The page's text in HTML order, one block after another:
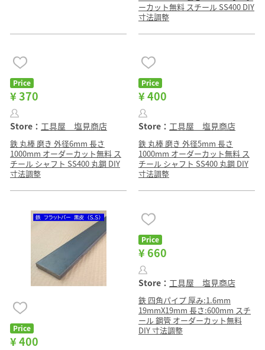
ーカット無料 スチール SS400 DIY
寸法調整
Price
¥ 370
Store： 工具屋 塩見商店
鉄 丸棒 磨き 外径6mm 長さ
1000mm オーダーカット無料 ス
チール シャフト SS400 丸鋼 DIY
寸法調整
Price
¥ 400
Store： 工具屋 塩見商店
鉄 丸棒 磨き 外径5mm 長さ
1000mm オーダーカット無料 ス
チール シャフト SS400 丸鋼 DIY
寸法調整
Price
¥ 400
Price
¥ 660
Store： 工具屋 塩見商店
鉄 四角パイプ 厚み:1.6mm
19mmX19mm 長さ:600mm スチ
ール 鋼管 オーダーカット無料
DIY 寸法調整